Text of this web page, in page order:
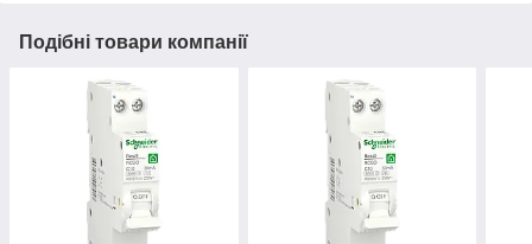
Подібні товари компанії